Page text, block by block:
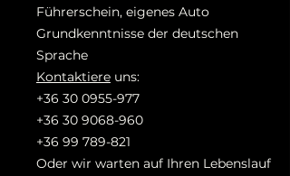
Führerschein, eigenes Auto
Grundkenntnisse der deutschen
Sprache
Kontaktiere uns:
+36 30 0955-977
+36 30 9068-960
+36 99 789-821
Oder wir warten auf Ihren Lebenslauf